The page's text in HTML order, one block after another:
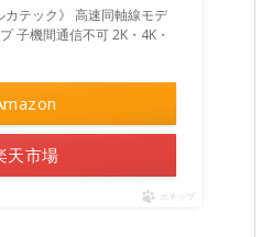
カテック》 高速同軸線モデ
子機間通信不可 2K・4K・
天市場
ポチップ